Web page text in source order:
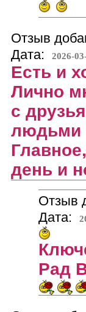
Отзыв
Дата:
2026-
Есть и
Лично
с
людьми
день и
Отзыв
Дата:
Рад